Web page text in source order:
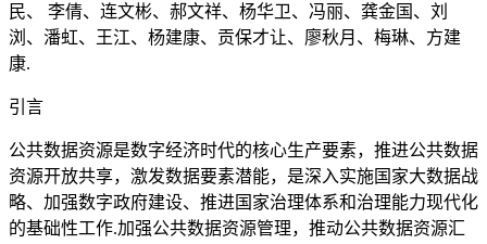
民、 李倩、连文彬、郝文祥、杨华卫、冯丽、龚金国、刘
浏、潘虹、王江、杨建康、贡保才让、廖秋月、梅琳、方建
康.
引言
公共数据资源是数字经济时代的核心生产要素，推进公共数据
资源开放共享，激发数据要素潜能，是深入实施国家大数据战
略、加强数字政府建设、推进国家治理体系和治理能力现代化
的基础性工作.加强公共数据资源管理，推动公共数据资源汇